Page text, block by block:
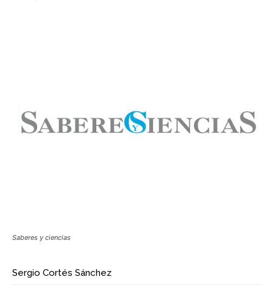
Saberes y ciencias
Sergio Cortés Sánchez